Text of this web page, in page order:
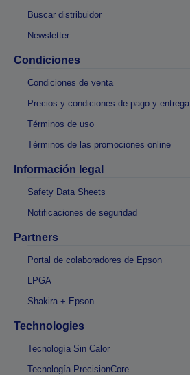
Buscar distribuidor
Newsletter
Condiciones
Condiciones de venta
Precios y condiciones de pago y entrega
Términos de uso
Términos de las promociones online
Información legal
Safety Data Sheets
Notificaciones de seguridad
Partners
Portal de colaboradores de Epson
LPGA
Shakira + Epson
Technologies
Tecnología Sin Calor
Tecnología PrecisionCore